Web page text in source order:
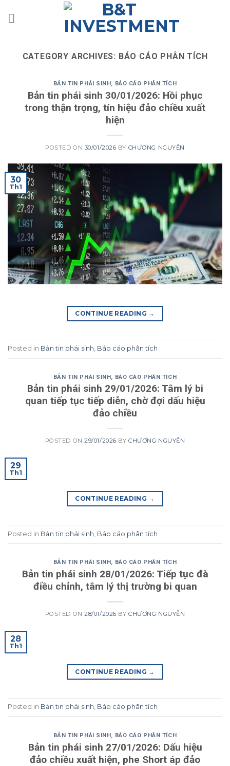
CATEGORY ARCHIVES: BÁO CÁO PHÂN TÍCH
BẢN TIN PHÁI SINH, BÁO CÁO PHÂN TÍCH
Bản tin phái sinh 30/01/2026: Hồi phục
trong thận trọng, tín hiệu đảo chiều xuất
hiện
POSTED ON 30/01/2026 BY CHƯƠNG NGUYỄN
30
Th1
CONTINUE READING →
Posted in Bản tin phái sinh, Báo cáo phân tích
BẢN TIN PHÁI SINH, BÁO CÁO PHÂN TÍCH
Bản tin phái sinh 29/01/2026: Tâm lý bi
quan tiếp tục tiếp diễn, chờ đợi dấu hiệu
đảo chiều
POSTED ON29/01/2026 BYCHƯƠNG NGUYỄN
29
Th1
CONTINUE READING →
Posted in Bản tin phái sinh Báo cáo phân tích
BẢN TIN PHÁI SINH , BÁO CÁO PHÂN TÍCH
Bản tin phái sinh 28/01/2026: Tiếp tục đà
điều chỉnh, tâm lý thị trường bi quan
POSTED ON28/01/2026 BYCHƯƠNG NGUYỄN
28
Th1
CONTINUE READING →
Posted in Bản tin phái sinh, Báo cáo phân tích
BẢN TIN PHÁI SINH , BÁO CÁO PHÂN TÍCH
Bản tin phái sinh 27/01/2026: Dấu hiệu
đảo chiều xuất hiện, phe Short áp đảo